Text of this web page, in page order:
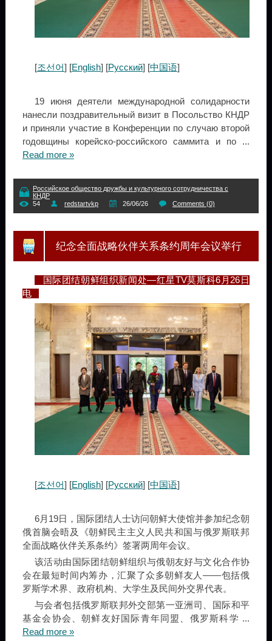
[조선어] [English] [Русский] [中国语]
19 июня деятели международной солидарности
нанесли поздравительный визит в Посольство КНДР
и приняли участие в Конференции по случаю второй
годовщины корейско-российского саммита и по ...
Read more »
Российское общество дружбы и культурного сотрудничества с
КНДР
54
redstartvkp 26/06/26 Comments (0)
纪念全面战略伙伴关系条约周年会议举行
国际团结朝鲜组织新闻处—红星TV莫斯科6月26日
电
[조선어] [English] [Русский] [中国语]
6月19日，国际团结人士访问朝鲜大使馆并参加纪念朝
俄首脑会晤及《朝鲜民主主义人民共和国与俄罗斯联邦
全面战略伙伴关系条约》签署两周年会议。
该活动由国际团结朝鲜组织与俄朝友好与文化合作协
会在最短时间内筹办，汇聚了众多朝鲜友人——包括俄
罗斯学术界、政府机构、大学生及民间外交界代表。
与会者包括俄罗斯联邦外交部第一亚洲司、国际和平
基金会协会、朝鲜友好国际青年同盟、俄罗斯科学 ...
Read more »